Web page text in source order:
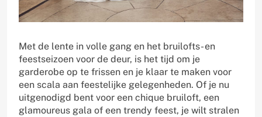
Met de lente in volle gang en het bruilofts- en
feestseizoen voor de deur, is het tijd om je
garderobe op te frissen en je klaar te maken voor
een scala aan feestelijke gelegenheden. Of je nu
uitgenodigd bent voor een chique bruiloft, een
glamoureus gala of een trendy feest, je wilt stralen